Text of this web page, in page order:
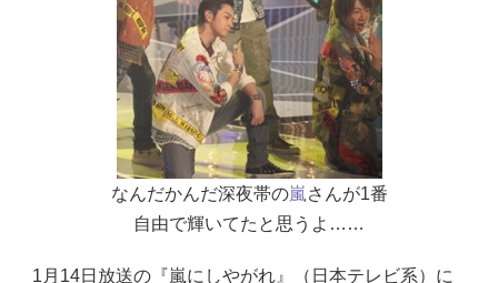
なんだかんだ深夜帯の嵐 さんが1番
自由で輝いてたと思うよ……
1月14日放送の『嵐にしやがれ』（日本テレビ系）に